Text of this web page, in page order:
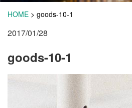
学 ぶ(健康福祉)
(宿泊)
HOME > goods-10-1
2017/01/28
goods-10-1